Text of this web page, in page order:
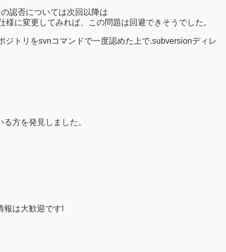
認否については次回以降は
に変更してみれば、この問題は回避できそうでした。
トリをsvnコマンドで一度認めた上で.subversionディレ
方を発見しました。
報は大歓迎です!